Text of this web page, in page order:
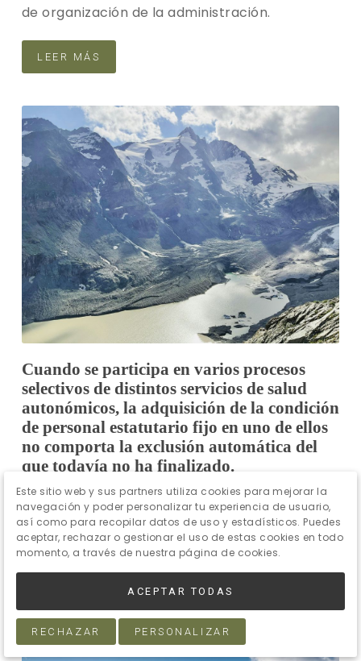
de organización de la administración.
LEER MÁS
Cuando se participa en varios procesos
selectivos de distintos servicios de salud
autonómicos, la adquisición de la condición
de personal estatutario fijo en uno de ellos
no comporta la exclusión automática del
que todavía no ha finalizado.
Noticias
derecho de acceso al empleo público.
Especialidades en el régimen estatutario.
Este sitio web y sus partners utiliza cookies para mejorar la
navegación y poder personalizar tu experiencia de usuario,
así como para recopilar datos de uso y estadísticos. Puedes
aceptar, rechazar o gestionar el uso de estas cookies en todo
momento, a través de nuestra página de cookies.
ACEPTAR TODAS
RECHAZAR PERSONALIZAR